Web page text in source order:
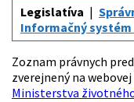
Legislatíva
Informačný systém
Zoznam právnych
zverejnený na
Ministerstva